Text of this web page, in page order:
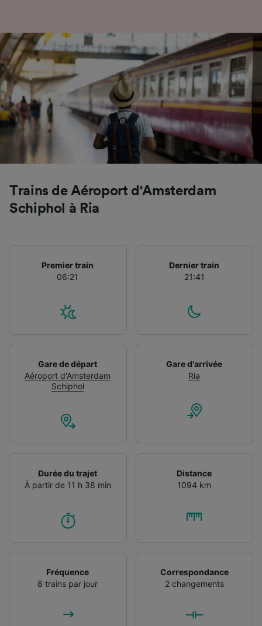
Trains de Aéroport d'Amsterdam
Schiphol à Ria
Premier train
06:21
Dernier train
21:41
Gare de départ
Aéroport d'Amsterdam
Schiphol
Gare d'arrivée
Ria
Durée du trajet
À partir de 11 h 38 min
Distance
1094 km
Fréquence
8 trains par jour
Correspondance
2 changements